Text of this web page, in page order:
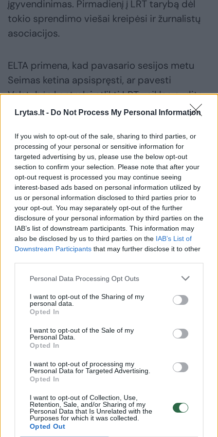
Lrytas.lt - Do Not Process My Personal Information
If you wish to opt-out of the sale, sharing to third parties, or
processing of your personal or sensitive information for
targeted advertising by us, please use the below opt-out
section to confirm your selection. Please note that after your
opt-out request is processed you may continue seeing
interest-based ads based on personal information utilized by
us or personal information disclosed to third parties prior to
your opt-out. You may separately opt-out of the further
disclosure of your personal information by third parties on the
IAB’s list of downstream participants. This information may
also be disclosed by us to third parties on the IAB’s List of
Downstream Participants that may further disclose it to other
Personal Data Processing Opt Outs
I want to opt-out of the Sharing of my
personal data.
Opted In
I want to opt-out of the Sale of my
Personal Data.
Opted In
I want to opt-out of processing my
Personal Data for Targeted Advertising.
Opted In
I want to opt-out of Collection, Use,
Retention, Sale, and/or Sharing of my
Personal Data that Is Unrelated with the
Purposes for which it was collected.
Opted Out
įgyvendinimas. Pirmadienį į LRT tarybą dėl
tokio sprendimo viešai kreipėsi ir žurnalistų
asociacijos.
ELTA primena, kad pavasario sesijos metu
Seimas ketina apsispręsti, ar pavesti
Valstybės kontrolei atlikti LRT veiklos auditą.
lyderio Remigijaus Žemaitaičio iniciatyvai,
Valstybės kontrolei bus pavesta iki rugsėjo 1
d. atlikti valstybinį auditą, įvertinant LRT
2021–2024 m. veiklą „ekonomiškumo,
efektyvumo ir rezultatyvumo požiūriu“.
Atlikti LRT auditą – vienas iš „Nemuno
aušros“ rinkiminių siekių. Anksčiau R.
Žemaitaitis tikino, kad Seimo Audito
komitetas „kosminiu greičiu“ aiškinsis LRT
pirmininkaujamas Seimo Audito komitetas
pasiūlė Valstybės kontrolei imtis tokio audito.
Šių metų LRT biudžetas 79,6 mln. eurų,
įstaigoje dirba kone 700 darbuotojų.
Simonas Kairys LRT taryba auditas Rodyti daugiau žymių